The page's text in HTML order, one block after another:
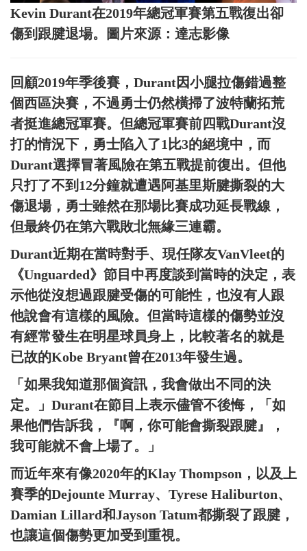
Kevin Durant在2019年總冠軍賽第五戰復出卻
傷到跟腱退場。圖片來源：達志影像
回顧2019年季後賽，Durant因小腿拉傷錯過整
個西區決賽，不過勇士仍然橫掃了波特蘭拓荒
者挺進總冠軍賽。但總冠軍賽前四戰Durant沒
打的情況下，勇士陷入了1比3的絕境中，而
Durant選擇冒著風險在第五戰提前復出。但他
只打了不到12分鐘就遭遇阿基里斯腱撕裂的大
傷退場，勇士雖然在那場比賽成功延長戰線，
但最終仍在第六戰敗北無緣三連霸。
Durant近期在當時對手、現任隊友VanVleet的
《Unguarded》節目中再度談到當時的決定，表
示他從沒想過跟腱受傷的可能性，也沒有人跟
他說會有這樣的風險。但當時這樣的傷勢並沒
有經常發生在明星球員身上，比較著名的就是
已故的Kobe Bryant曾在2013年發生過。
「如果我知道那個資訊，我會做出不同的決
定。」Durant在節目上表示儘管不後悔，「如
果他們告訴我，『啊，你可能會撕裂跟腱』，
我可能就不會上場了。」
而近年來有像2020年的Klay Thompson，以及上
賽季的Dejounte Murray、Tyrese Haliburton、
Damian Lillard和Jayson Tatum都撕裂了跟腱，
也讓這個傷勢更加受到重視。